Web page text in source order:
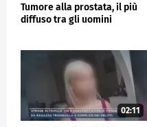
Tumore alla prostata, il più
diffuso tra gli uomini
02:11